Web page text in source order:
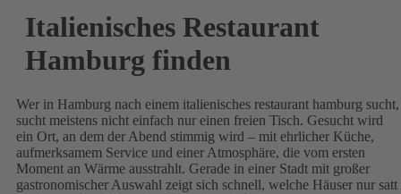
Italienisches Restaurant
Hamburg finden
Wer in Hamburg nach einem italienisches restaurant hamburg sucht,
sucht meistens nicht einfach nur einen freien Tisch. Gesucht wird
ein Ort, an dem der Abend stimmig wird – mit ehrlicher Küche,
aufmerksamem Service und einer Atmosphäre, die vom ersten
Moment an Wärme ausstrahlt. Gerade in einer Stadt mit großer
gastronomischer Auswahl zeigt sich schnell, welche Häuser nur satt